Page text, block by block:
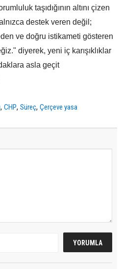
taşıdığının altını çizen
destek veren değil;
ve doğru istikameti gösteren
diyerek, yeni iç karışıklıklar
asla geçit
,CHP,Süreç,Çerçeve yasa